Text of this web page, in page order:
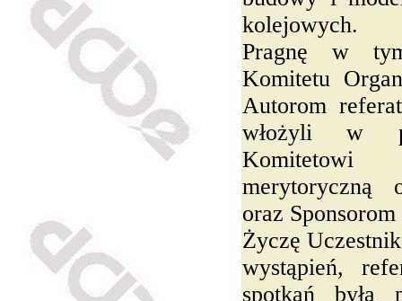
kolejowych.
Pragnę w
Komitetu
Autorom
włożyli w
Komitetowi
merytoryczną
oraz
Życzę
wystąpień,
spotkań była